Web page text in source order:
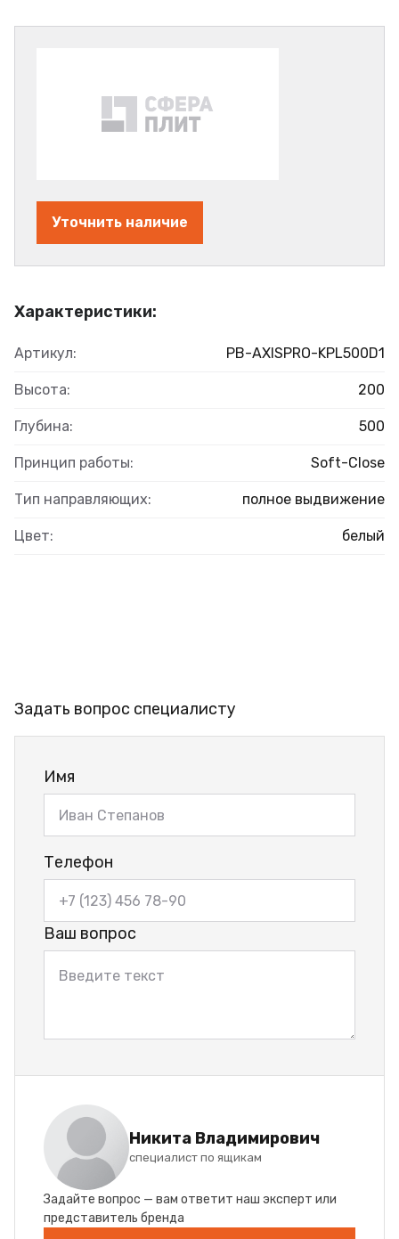
Характеристики:
Артикул: PB-AXISPRO-KPL500D1
Высота: 200
Глубина: 500
Принцип работы: Soft-Close
Тип направляющих: полное выдвижение
Цвет: белый
Уточнить наличие
Задать вопрос специалисту
Имя
Телефон
Ваш вопрос
Никита Владимирович
специалист по ящикам
Задайте вопрос — вам ответит наш эксперт или
представитель бренда